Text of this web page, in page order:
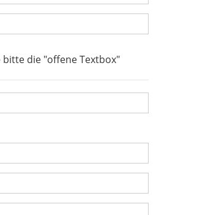
die "offene Textbox"